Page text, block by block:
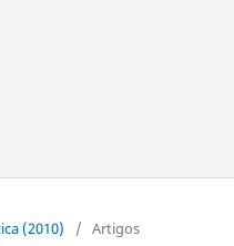
(2010) / Artigos